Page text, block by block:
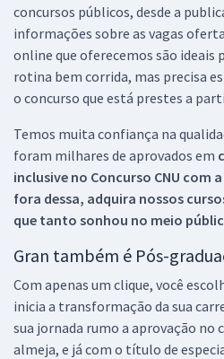
concursos públicos, desde a
informações sobre as vagas
online que oferecemos são ideais
rotina bem corrida, mas precisa
o concurso que está prestes a
Temos muita confiança na
foram milhares de aprovados em
inclusive no Concurso CNU com
fora dessa, adquira nossos
que tanto sonhou no meio
Gran também é Pós-
Com apenas um clique, você
inicia a transformação da sua
sua jornada rumo a aprovação no
almeja, e já com o título de